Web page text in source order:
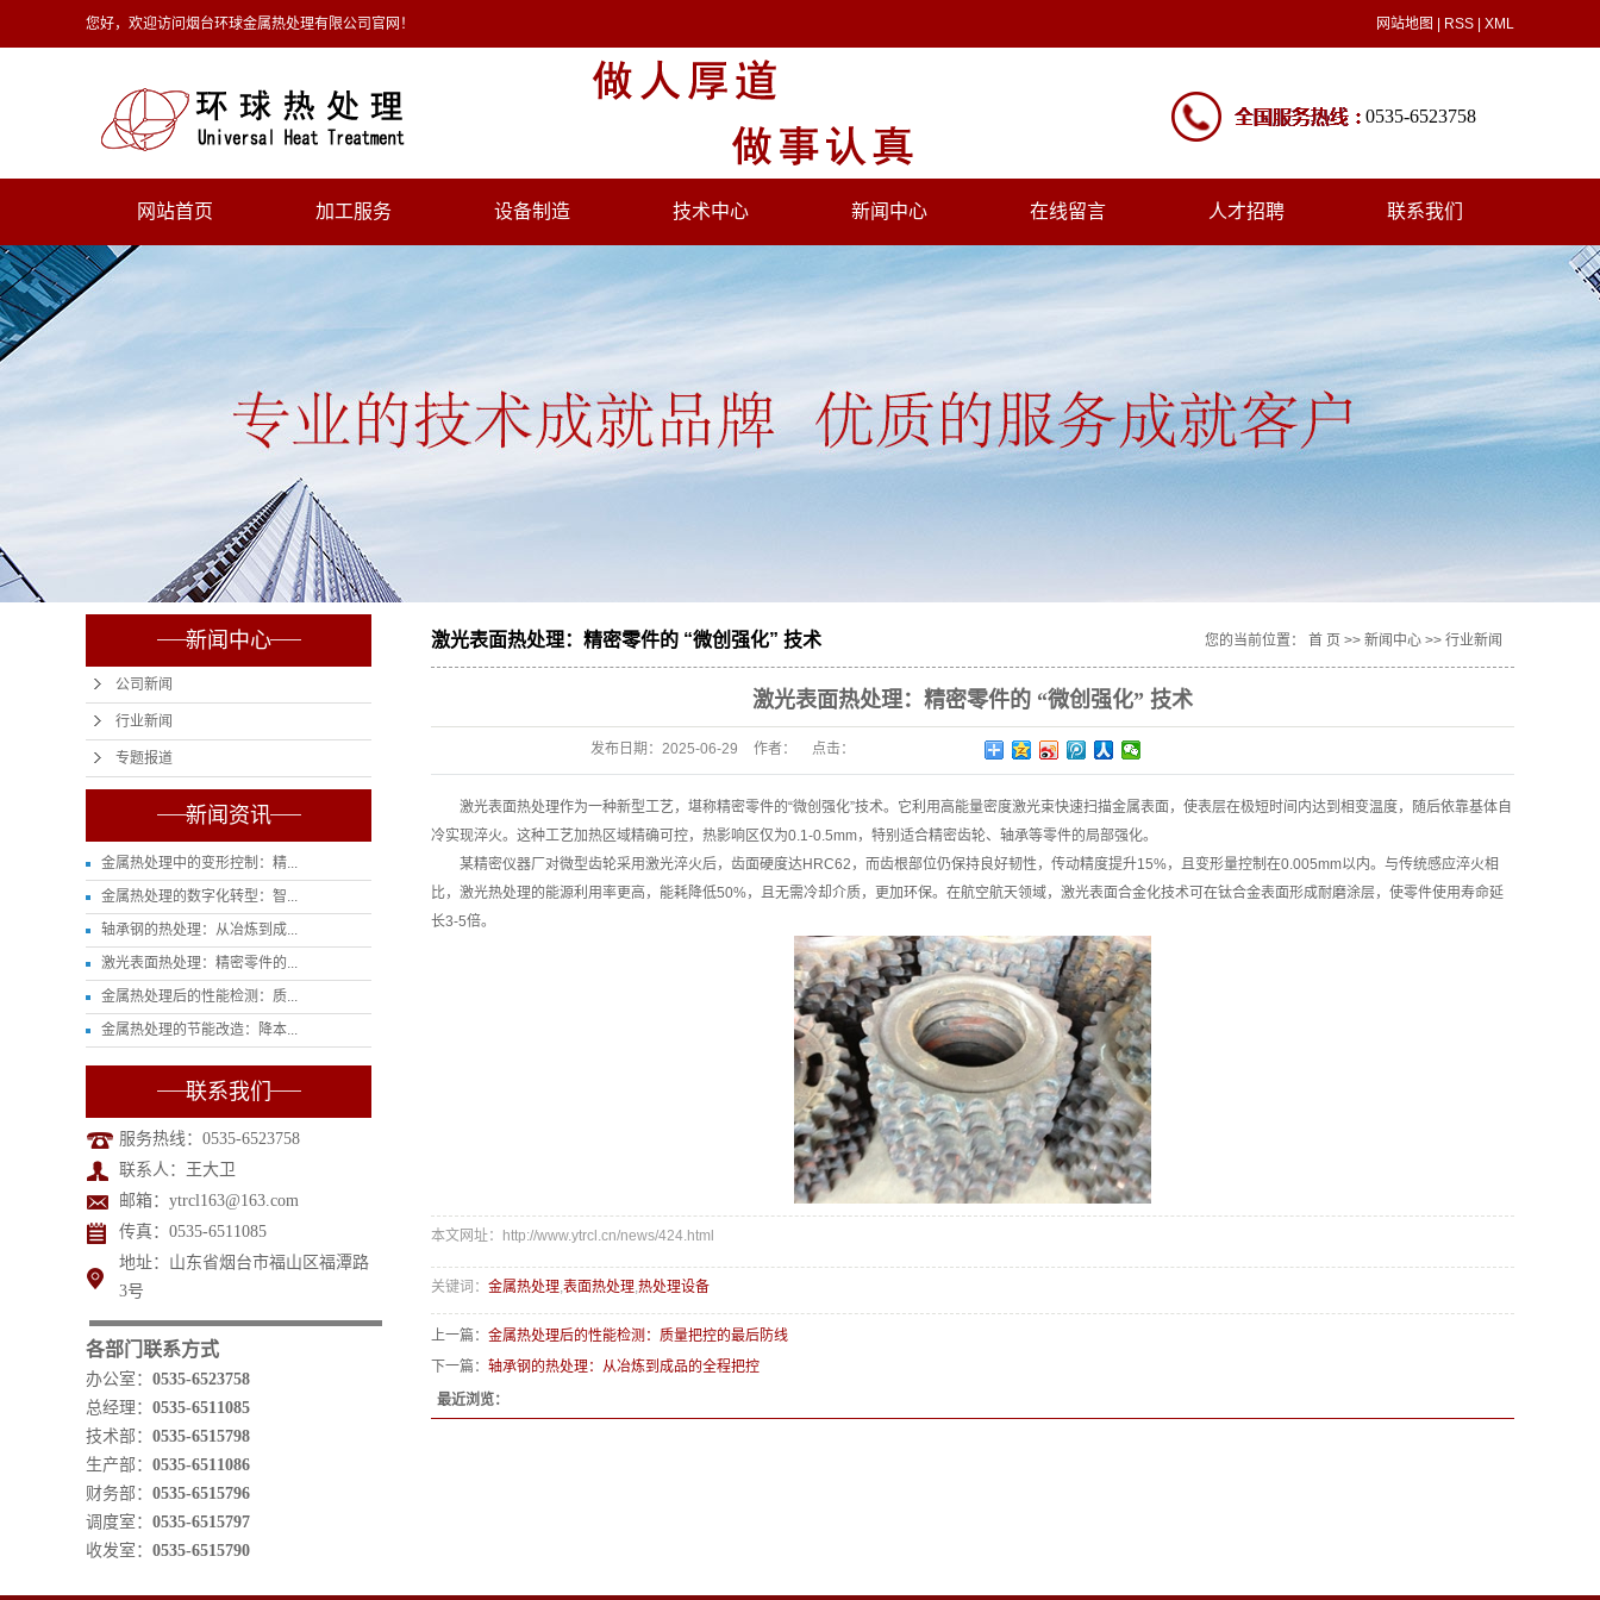
您好，欢迎访问烟台环球金属热处理有限公司官网！ 网站地图 RSS XML
0535-6523758
网站首页 加工服务
化学热处理
焊件热处理
首页产品展示
设备制造
离子渗氮设备
喷液淬火设备
技术中心 新闻中心 在线留言 人才招聘 联系我们
新闻中心
公司新闻
行业新闻
专题报道
新闻资讯
金属热处理中的变形控制：精...
金属热处理的数字化转型：智...
轴承钢的热处理：从冶炼到成...
激光表面热处理：精密零件的...
金属热处理后的性能检测：质...
金属热处理的节能改造：降本...
联系我们
服务热线：0535-6523758
联系人：王大卫
邮箱：ytrcl163@163.com
传真：0535-6511085
地址：山东省烟台市福山区福潭路
3号
各部门联系方式
办公室： 0535-6523758
总经理： 0535-6511085
技术部： 0535-6515798
生产部： 0535-6511086
财务部： 0535-6515796
调度室： 0535-6515797
收发室： 0535-6515790
激光表面热处理：精密零件的 “微创强化” 技术 您的当前位置： 首 页 >> 新闻中心 >> 行业新闻
激光表面热处理：精密零件的 “微创强化” 技术
发布日期： 2025-06-29 作者： 点击：
激光表面热处理作为一种新型工艺，堪称精密零件的“微创强化”技术。它利用高能量密度激光束快速扫描金属表面，使表层在极短时间内达到相变温度，随后依靠基体自
冷实现淬火。这种工艺加热区域精确可控，热影响区仅为0.1-0.5mm，特别适合精密齿轮、轴承等零件的局部强化。
某精密仪器厂对微型齿轮采用激光淬火后，齿面硬度达HRC62，而齿根部位仍保持良好韧性，传动精度提升15%，且变形量控制在0.005mm以内。与传统感应淬火相
比，激光热处理的能源利用率更高，能耗降低50%，且无需冷却介质，更加环保。在航空航天领域，激光表面合金化技术可在钛合金表面形成耐磨涂层，使零件使用寿命延
长3-5倍。
本文网址：http://www.ytrcl.cn/news/424.html
关键词： 金属热处理,表面热处理,热处理设备
上一篇： 金属热处理后的性能检测：质量把控的最后防线
下一篇： 轴承钢的热处理：从冶炼到成品的全程把控
最近浏览：